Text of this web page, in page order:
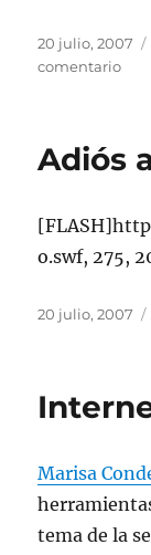
Publicado
el
20 julio, 2007
comentarioen
Adiós
o.swf, 275,
Publicado
20 julio, 2007
Marisa
tema de la